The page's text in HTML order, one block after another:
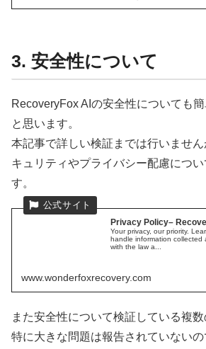
3. 安全性について
RecoveryFox AIの安全性についても
と思います。
本記事で詳しい検証までは行いませ
キュリティやプライバシー配慮につ
す。
Privacy Policy–
Your privacy, our priority.
handle information collected
with the law a...
www.wonderfoxrecovery.com
また安全性について検証している複
特に大きな問題は報告されていない